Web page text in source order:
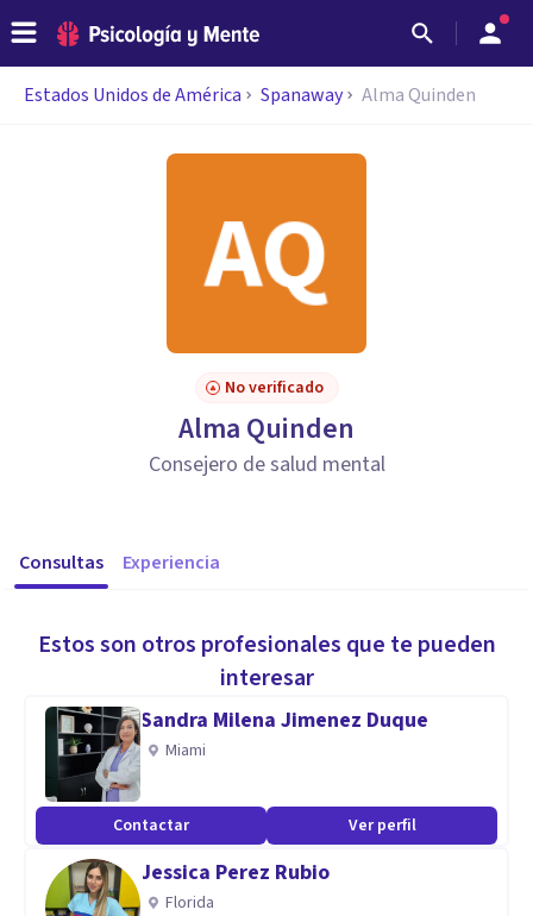
Estados Unidos de América Spanaway Alma Quinden
No verificado
Alma Quinden
Consejero de salud mental
Consultas Experiencia
Estos son otros profesionales que te pueden
interesar
Sandra Milena Jimenez Duque
Miami
Contactar Ver perfil
Jessica Perez Rubio
Florida